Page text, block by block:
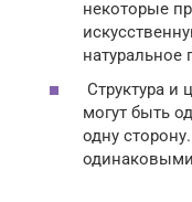
некоторые
натуральное
Структура и
могут быть
одну
одинаковыми